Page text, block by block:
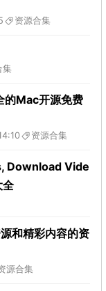
资源合集
集
的Mac开源免费
资源合集
Download Vide
和精彩内容的资
源合集